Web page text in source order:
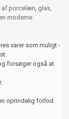
af porcelæn, glas,
moderne
varer som muligt -
forsøger også at
forlod